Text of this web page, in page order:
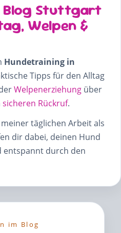
Blog Stuttgart
Welpen &
Hundetraining in
Tipps für den Alltag
Welpenerziehung über
sicheren Rückruf.
täglichen Arbeit als
dir dabei, deinen Hund
entspannt durch den
im Blog